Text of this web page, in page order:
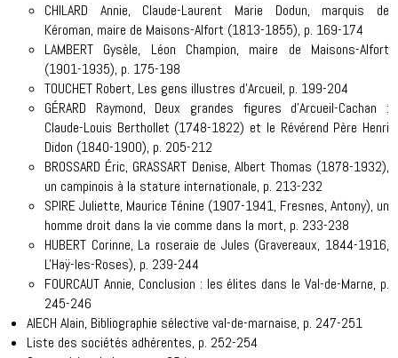
CHILARD Annie, Claude-Laurent Marie Dodun, marquis de
Kéroman, maire de Maisons-Alfort (1813-1855), p. 169-174
LAMBERT Gysèle, Léon Champion, maire de Maisons-Alfort
(1901-1935), p. 175-198
TOUCHET Robert, Les gens illustres d'Arcueil, p. 199-204
GÉRARD Raymond, Deux grandes figures d'Arcueil-Cachan :
Claude-Louis Berthollet (1748-1822) et le Révérend Père Henri
Didon (1840-1900), p. 205-212
BROSSARD Éric, GRASSART Denise, Albert Thomas (1878-1932),
un campinois à la stature internationale, p. 213-232
SPIRE Juliette, Maurice Ténine (1907-1941, Fresnes, Antony), un
homme droit dans la vie comme dans la mort, p. 233-238
HUBERT Corinne, La roseraie de Jules (Gravereaux, 1844-1916,
L'Haÿ-les-Roses), p. 239-244
FOURCAUT Annie, Conclusion : les élites dans le Val-de-Marne, p.
245-246
AIECH Alain, Bibliographie sélective val-de-marnaise, p. 247-251
Liste des sociétés adhérentes, p. 252-254